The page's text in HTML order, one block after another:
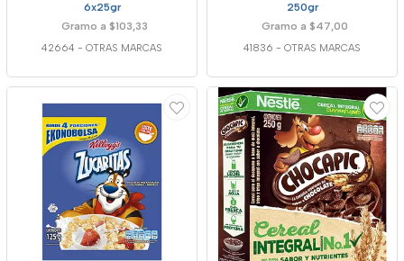
6x25gr
Gramo a $103,33
42664 - OTRAS MARCAS
250gr
Gramo a $47,00
41836 - OTRAS MARCAS